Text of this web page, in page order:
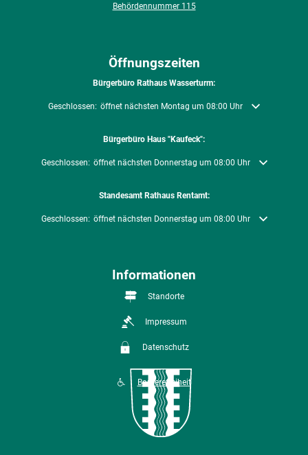
Behördennummer 115
Öffnungszeiten
Bürgerbüro Rathaus Wasserturm:
Klicken, um weitere Öffnungs- oder Schließzeiten auszublenden
Geschlossen: öffnet nächsten Montag um 08:00 Uhr
Bürgerbüro Haus "Kaufeck":
Klicken, um weitere Öffnungs- oder Schließzeiten auszublenden
Geschlossen: öffnet nächsten Donnerstag um 08:00 Uhr
Standesamt Rathaus Rentamt:
Klicken, um weitere Öffnungs- oder Schließzeiten auszublenden
Geschlossen: öffnet nächsten Donnerstag um 08:00 Uhr
Informationen
Standorte
Impressum
Datenschutz
Barrierefreiheit